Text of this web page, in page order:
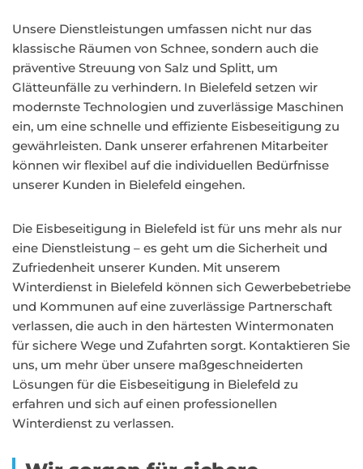
Unsere Dienstleistungen umfassen nicht nur das
klassische Räumen von Schnee, sondern auch die
präventive Streuung von Salz und Splitt, um
Glätteunfälle zu verhindern. In Bielefeld setzen wir
modernste Technologien und zuverlässige Maschinen
ein, um eine schnelle und effiziente Eisbeseitigung zu
gewährleisten. Dank unserer erfahrenen Mitarbeiter
können wir flexibel auf die individuellen Bedürfnisse
unserer Kunden in Bielefeld eingehen.
Die Eisbeseitigung in Bielefeld ist für uns mehr als nur
eine Dienstleistung – es geht um die Sicherheit und
Zufriedenheit unserer Kunden. Mit unserem
Winterdienst in Bielefeld können sich Gewerbebetriebe
und Kommunen auf eine zuverlässige Partnerschaft
verlassen, die auch in den härtesten Wintermonaten
für sichere Wege und Zufahrten sorgt. Kontaktieren Sie
uns, um mehr über unsere maßgeschneiderten
Lösungen für die Eisbeseitigung in Bielefeld zu
erfahren und sich auf einen professionellen
Winterdienst zu verlassen.